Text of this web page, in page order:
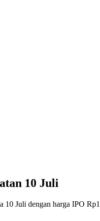
10 Juli
10 Juli dengan harga IPO